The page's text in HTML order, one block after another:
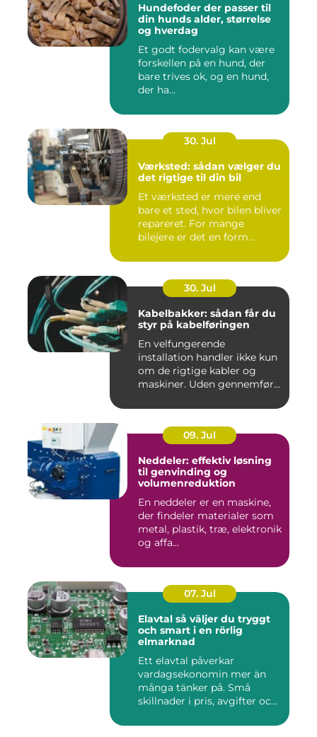
Hundefoder der passer til
din hunds alder, størrelse
og hverdag
Et godt fodervalg kan være
forskellen på en hund, der
bare trives ok, og en hund,
der ha...
30. Jul
Værksted: sådan vælger du
det rigtige til din bil
Et værksted er mere end
bare et sted, hvor bilen bliver
repareret. For mange
bilejere er det en form...
30. Jul
Kabelbakker: sådan får du
styr på kabelføringen
En velfungerende
installation handler ikke kun
om de rigtige kabler og
maskiner. Uden gennemført
09. Jul
Neddeler: effektiv løsning
til genvinding og
volumenreduktion
En neddeler er en maskine,
der findeler materialer som
metal, plastik, træ, elektronik
og affa...
07. Jul
Elavtal så väljer du tryggt
och smart i en rörlig
elmarknad
Ett elavtal påverkar
vardagsekonomin mer än
många tänker på. Små
skillnader i pris, avgifter och